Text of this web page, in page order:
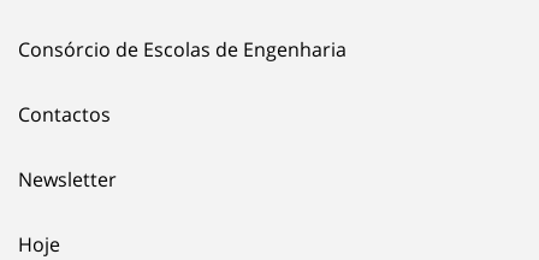
Consórcio de Escolas de Engenharia
Contactos
Newsletter
Hoje